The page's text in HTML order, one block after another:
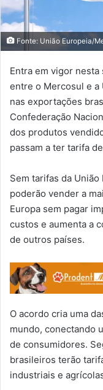
Fonte: União Europeia/
Entra em vigor
entre o Mercosul e a
nas exportações
Confederação
dos produtos
passam a ter tarifa
Sem tarifas da
poderão vender a
Europa sem pagar
custos e aumenta a
de outros países.
O acordo cria uma
mundo, conectando
de consumidores.
brasileiros terão
industriais e